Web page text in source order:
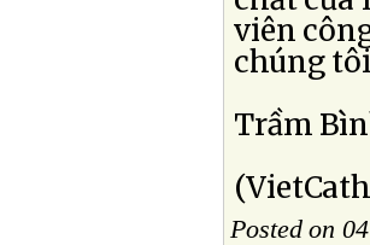
viên
chúng
Trầm
Posted on